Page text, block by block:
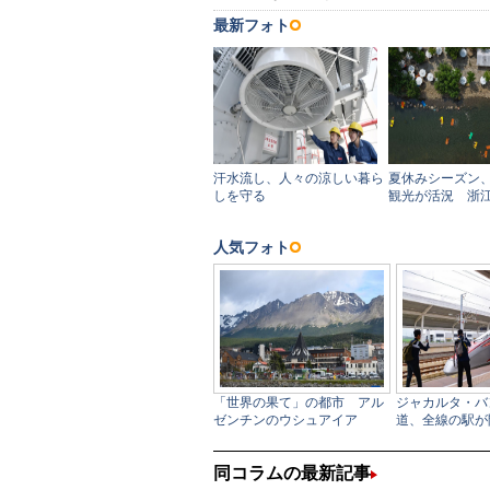
同コラムの最新記事